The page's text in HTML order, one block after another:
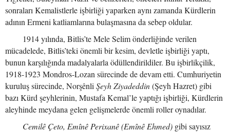
sonraları Kemalistlerle işbirliği yaparken aynı zamanda Kürdlerin
adının Ermeni katliamlarına bulaşmasına da sebep oldular.
1914 yılında, Bitlis’te Mele Selim önderliğinde verilen
mücadelede, Bitlis’teki önemli bir kesim, devletle işbirliği yaptı,
bunun karşılığında madalyalarla ödüllendirildiler. Bu işbirlikçilik,
1918-1923 Mondros-Lozan sürecinde de devam etti. Cumhuriyetin
kuruluş sürecinde, Norşênli Şeyh Ziyadeddin(Şeyh Hazret) gibi
bazı Kürd şeyhlerinin, Mustafa Kemal’le yaptığı işbirliği, Kürdlerin
aleyhinde meydana gelen gelişmelerde önemli roller oynadılar.
Cemilê Çeto, Emînê Perixanê (Emînê Ehmed) gibi sayısız